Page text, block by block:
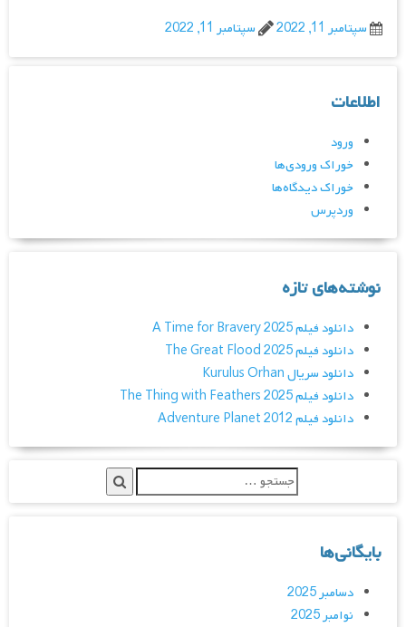
سپتامبر 11, 2022
سپتامبر 11, 2022
اطلاعات
ورود
خوراک ورودی‌ها
خوراک دیدگاه‌ها
وردپرس
نوشته‌های تازه
دانلود فیلم A Time for Bravery 2025
دانلود فیلم The Great Flood 2025
دانلود سریال Kurulus Orhan
دانلود فیلم The Thing with Feathers 2025
دانلود فیلم Adventure Planet 2012
بایگانی‌ها
دسامبر 2025
نوامبر 2025